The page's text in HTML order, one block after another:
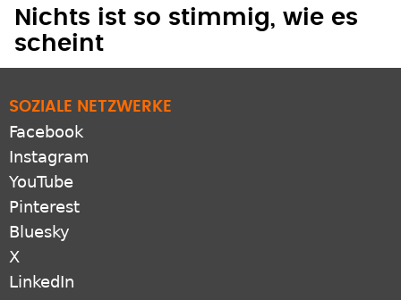
Instagram
YouTube
Pinterest
X
LinkedIn
ZUSATZANGEBOTE
RSS-feeds
Newsletter
Protestantomat
Podcast